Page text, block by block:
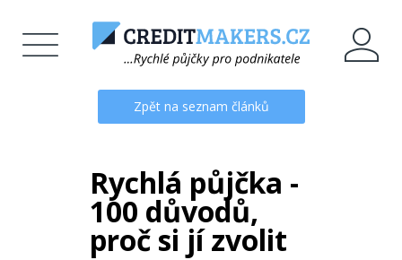
Zpět na seznam článků
Rychlá půjčka -
100 důvodů,
proč si jí zvolit